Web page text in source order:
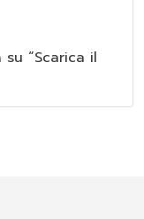
“Scarica il